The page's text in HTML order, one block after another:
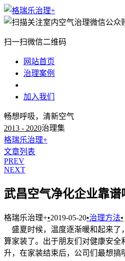
扫一扫微信二维码
网站首页
治理案例
加入我们
畅想呼吸，清新空气
2013 - 2020治理集
格瑞乐治理+
文章列表
PREV
NEXT
武昌空气净化企业靠谱
格瑞乐治理+•2019-05-20•治理方法•
盛夏时候，温度逐渐暖和起来了
算家装了。出于朋友们对健康安全
升，在家装结束后，公司们最想搞